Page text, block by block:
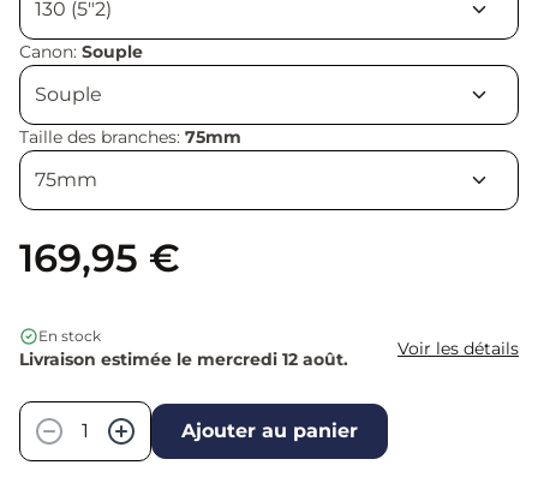
Canon: Souple
Taille des branches: 75mm
169,95 €
En stock
Livraison estimée le mercredi 12 août. Voir les détails
−
+ Ajouter au panier